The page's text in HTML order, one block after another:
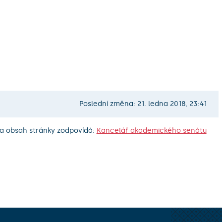
Poslední změna: 21. ledna 2018, 23:41
obsah stránky zodpovídá: Kancelář akademického senátu